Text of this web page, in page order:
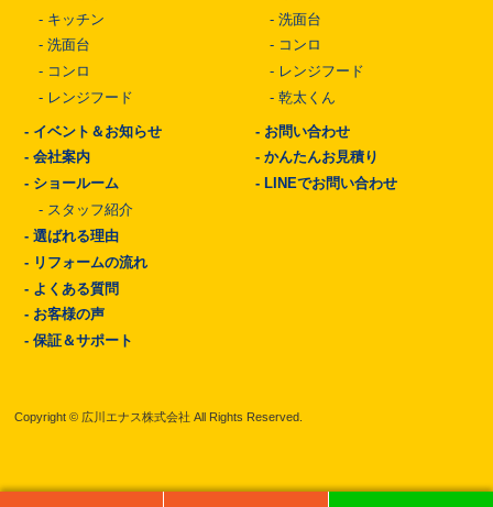
- キッチン
- 洗面台
- コンロ
- レンジフード
-洗面台
- コンロ
- レンジフード
-乾太くん
- イベント＆お知らせ
- 会社案内
- ショールーム
- スタッフ紹介
- 選ばれる理由
- リフォームの流れ
- よくある質問
- お客様の声
- 保証＆サポート
- お問い合わせ
-かんたんお見積り
- LINEでお問い合わせ
Copyright © 広川エナス株式会社 All Rights Reserved.